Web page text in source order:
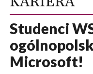
Studenci
Microsoft!